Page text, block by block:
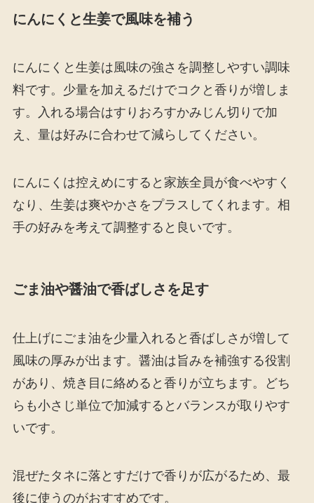
にんにくと生姜で風味を補う
にんにくと生姜は風味の強さを調整しやすい調味
料です。少量を加えるだけでコクと香りが増しま
す。入れる場合はすりおろすかみじん切りで加
え、量は好みに合わせて減らしてください。
にんにくは控えめにすると家族全員が食べやすく
なり、生姜は爽やかさをプラスしてくれます。相
手の好みを考えて調整すると良いです。
ごま油や醤油で香ばしさを足す
仕上げにごま油を少量入れると香ばしさが増して
風味の厚みが出ます。醤油は旨みを補強する役割
があり、焼き目に絡めると香りが立ちます。どち
らも小さじ単位で加減するとバランスが取りやす
いです。
混ぜたタネに落とすだけで香りが広がるため、最
後に使うのがおすすめです。